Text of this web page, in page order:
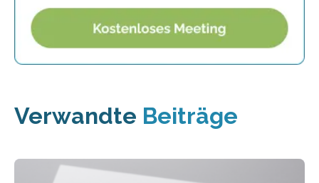
Verwandte Beiträge